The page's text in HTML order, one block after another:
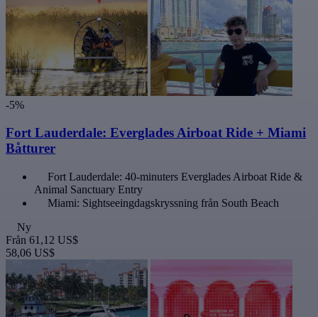
-5%
Fort Lauderdale: Everglades Airboat Ride + Miami
Båtturer
Fort Lauderdale: 40-minuters Everglades Airboat Ride &
Animal Sanctuary Entry
Miami: Sightseeingdagskryssning från South Beach
Ny
Från 61,12 US$
58,06 US$